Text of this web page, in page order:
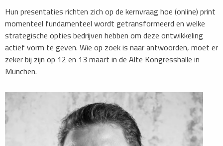
Hun presentaties richten zich op de kernvraag hoe (online) print
momenteel fundamenteel wordt getransformeerd en welke
strategische opties bedrijven hebben om deze ontwikkeling
actief vorm te geven. Wie op zoek is naar antwoorden, moet er
zeker bij zijn op 12 en 13 maart in de Alte Kongresshalle in
München.